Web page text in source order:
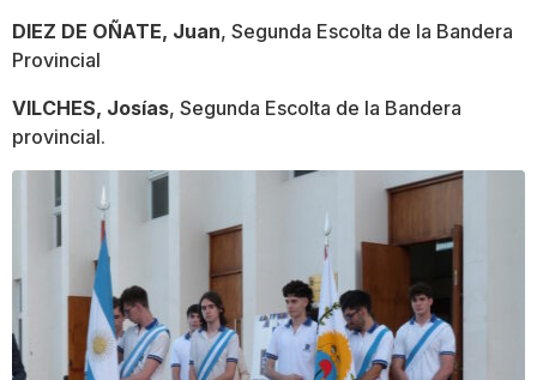
DIEZ DE OÑATE, Juan, Segunda Escolta de la Bandera
Provincial
VILCHES, Josías, Segunda Escolta de la Bandera
provincial.